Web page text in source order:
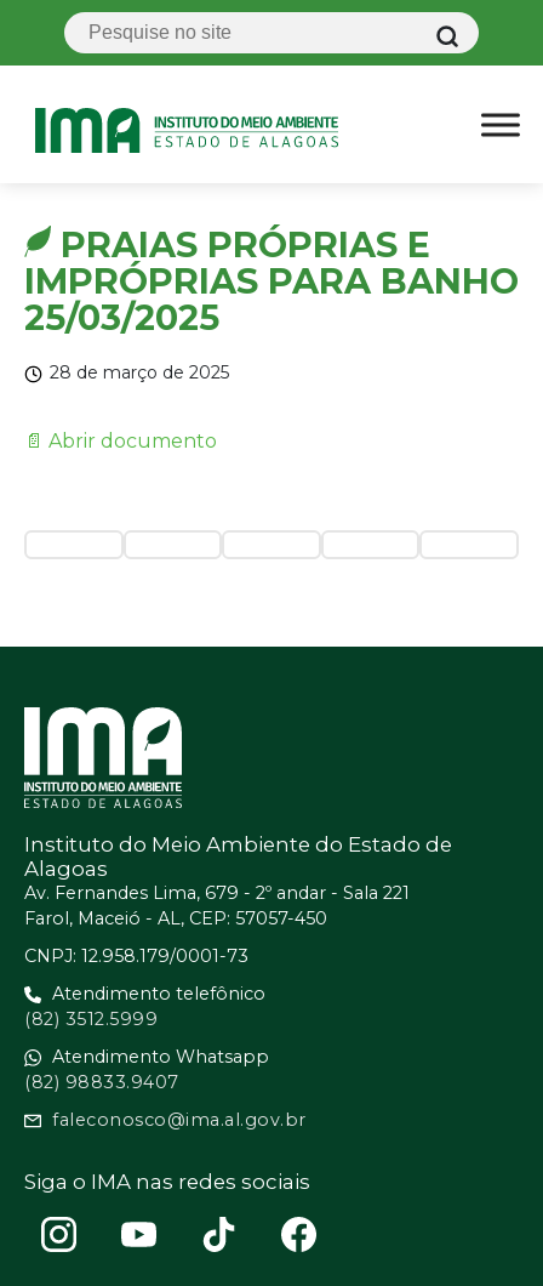
PRAIAS PRÓPRIAS E
IMPRÓPRIAS PARA BANHO
25/03/2025
28 de março de 2025
📄 Abrir documento
Instituto do Meio Ambiente do Estado de
Alagoas
Av. Fernandes Lima, 679 - 2º andar - Sala 221
Farol, Maceió - AL, CEP: 57057-450
CNPJ: 12.958.179/0001-73
Atendimento telefônico
(82) 3512.5999
Atendimento Whatsapp
(82) 98833.9407
faleconosco@ima.al.gov.br
Siga o IMA nas redes sociais